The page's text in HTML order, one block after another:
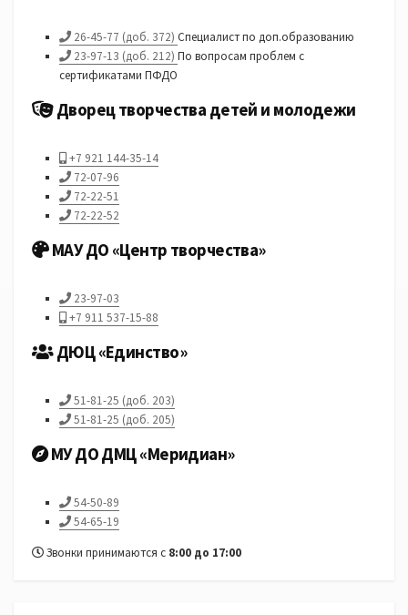
26-45-77 (доб. 372) Специалист по доп.образованию
23-97-13 (доб. 212) По вопросам проблем с
сертификатами ПФДО
Дворец творчества детей и молодежи
+7 921 144-35-14
72-07-96
72-22-51
72-22-52
МАУ ДО «Центр творчества»
23-97-03
+7 911 537-15-88
ДЮЦ «Единство»
51-81-25 (доб. 203)
51-81-25 (доб. 205)
МУ ДО ДМЦ «Меридиан»
54-50-89
54-65-19
Звонки принимаются с 8:00 до 17:00